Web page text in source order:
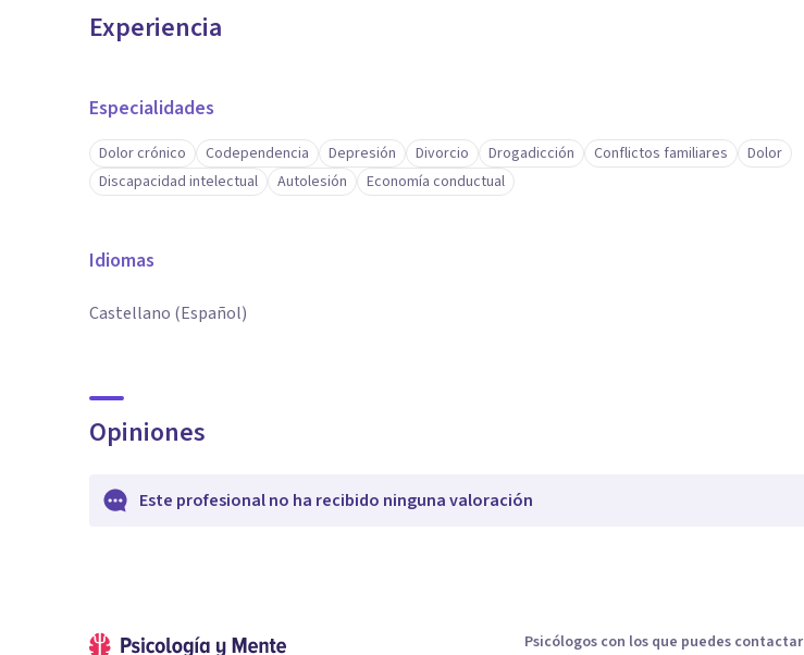
Experiencia
Especialidades
Dolor crónico Codependencia Depresión Divorcio Drogadicción Conflictos familiares
Dolor
Discapacidad intelectual
Autolesión Economía conductual
Idiomas
Castellano (Español)
Opiniones
Este profesional no ha recibido ninguna valoración
Psicólogos con los que puedes contactar